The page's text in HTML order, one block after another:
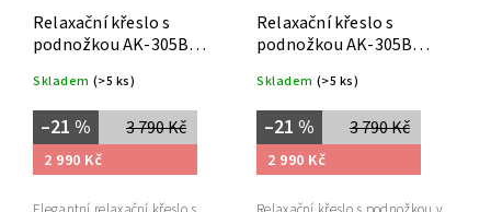
Relaxační křeslo s
podnožkou AK-305B
Skladem (>5 ks)
3 790 Kč
–21 %
2 990 Kč
Relaxační křeslo s
podnožkou AK-305B
Skladem (>5 ks)
3 790 Kč
–21 %
2 990 Kč